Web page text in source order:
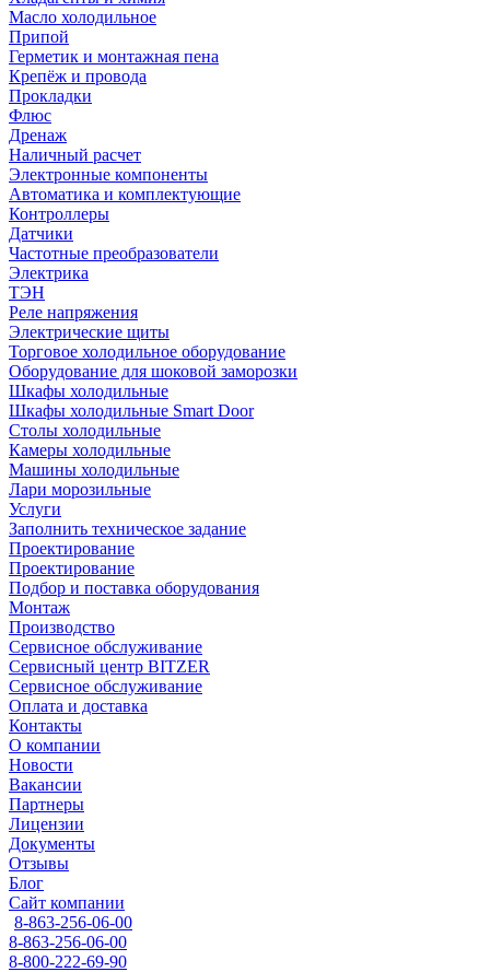
Масло холодильное
Припой
Герметик и монтажная пена
Крепёж и провода
Прокладки
Флюс
Дренаж
Наличный расчет
Электронные компоненты
Автоматика и комплектующие
Контроллеры
Датчики
Частотные преобразователи
Электрика
ТЭН
Реле напряжения
Электрические щиты
Торговое холодильное оборудование
Оборудование для шоковой заморозки
Шкафы холодильные
Шкафы холодильные Smart Door
Столы холодильные
Камеры холодильные
Машины холодильные
Лари морозильные
Услуги
Заполнить техническое задание
Проектирование
Проектирование
Подбор и поставка оборудования
Монтаж
Производство
Сервисное обслуживание
Сервисный центр BITZER
Сервисное обслуживание
Оплата и доставка
Контакты
О компании
Новости
Вакансии
Партнеры
Лицензии
Документы
Отзывы
Блог
Сайт компании
8-863-256-06-00
8-863-256-06-00
8-800-222-69-90